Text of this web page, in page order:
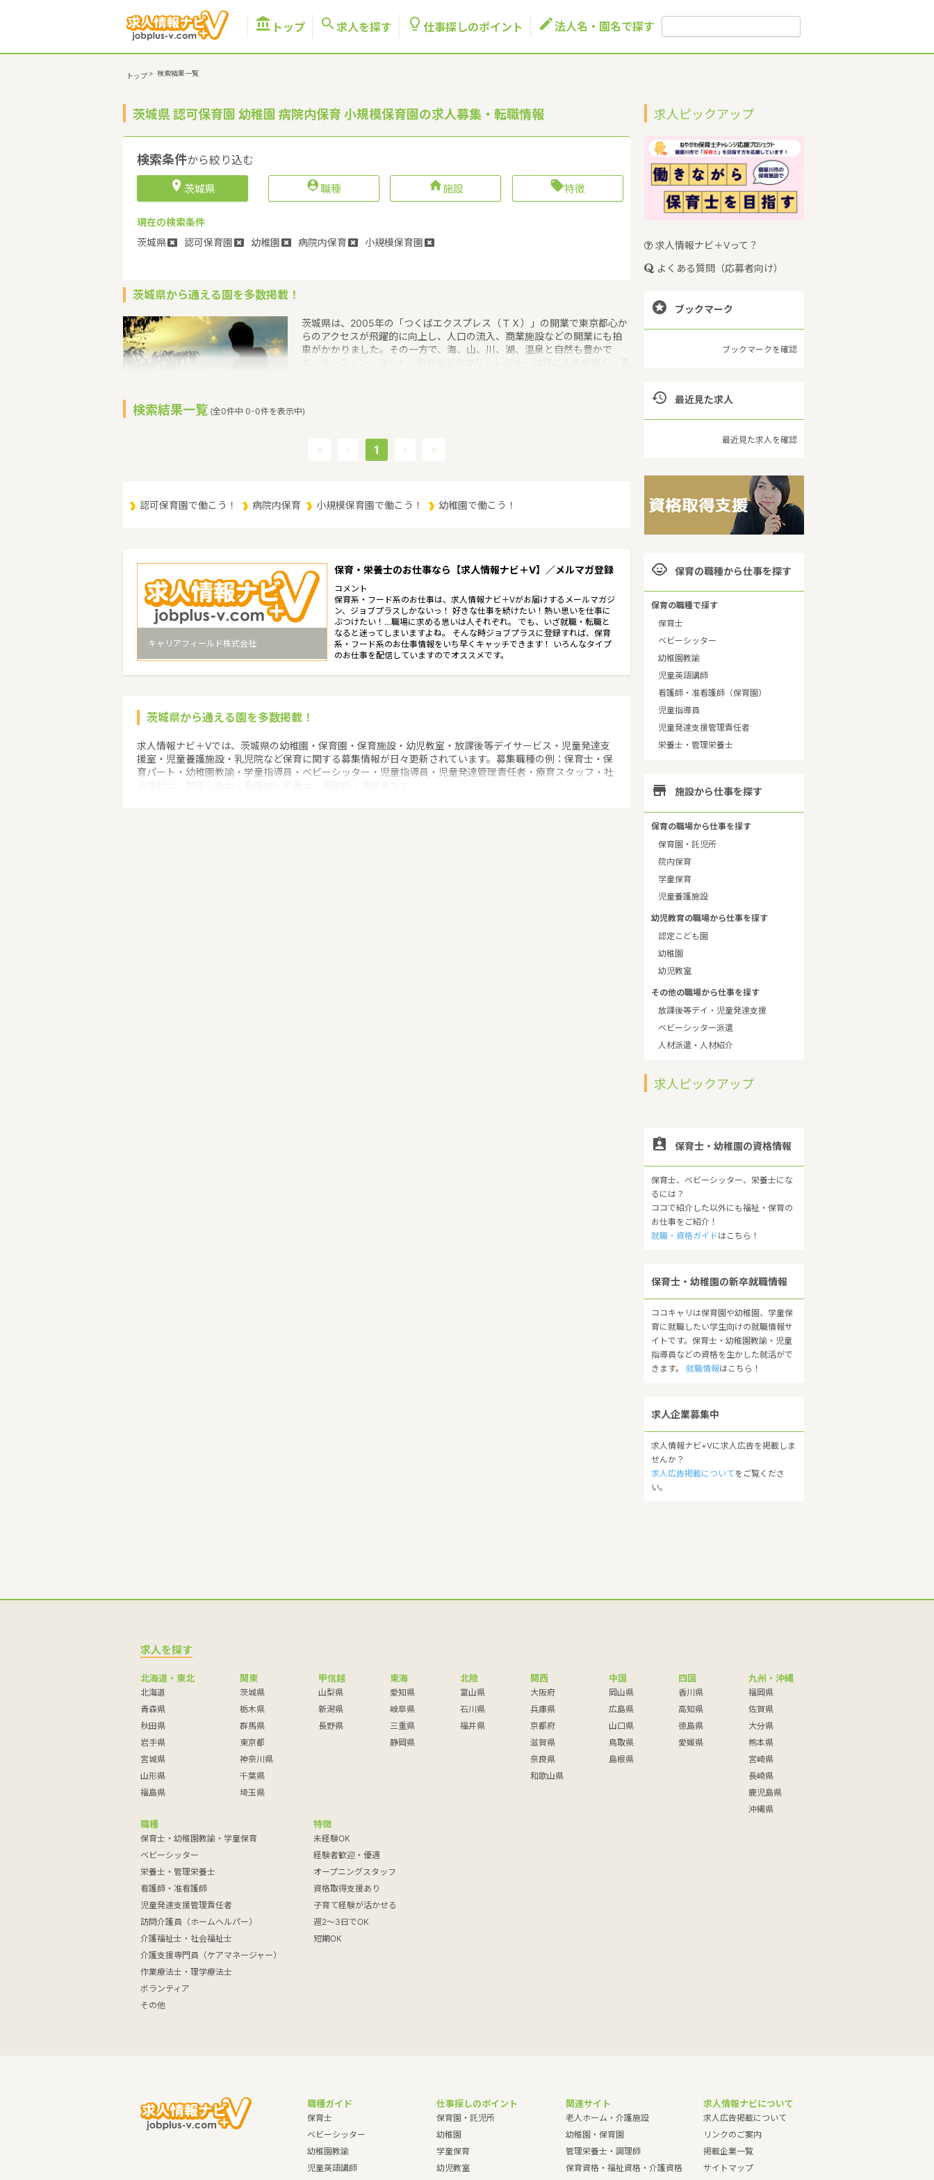
 トップ  求人を探す  仕事探しのポイント 法人名・園名で探す
トップ > 検索結果一覧
茨城県 認可保育園 幼稚園 病院内保育 小規模保育園の求人募集・転職情報
検索条件から絞り込む
 茨城県 職種 施設 特徴
現在の検索条件
茨城県
認可保育園 幼稚園 病院内保育 小規模保育園
茨城県から通える園を多数掲載！
茨城県は、2005年の「つくばエクスプレス（ＴＸ）」の開業で東京都心か
らのアクセスが飛躍的に向上し、人口の流入、商業施設などの開業にも拍
車がかかりました。その一方で、海、山、川、湖、温泉と自然も豊かで
補助者雇上費貸付事業というような保育に関する取り組みを行っていま
育所や保育施設が849施設あり、保育士求人倍率が2.19となっています。
（2017年10月現在）茨城県の市町村は44。茨城県家賃相場：6.0万円
検索結果一覧 (全0件中 0-0件を表示中)
1
認可保育園で働こう！ 病院内保育 小規模保育園で働こう！ 幼稚園で働こう！
キャリアフィールド株式会社
保育・栄養士のお仕事なら【求人情報ナビ＋V】／メルマガ登録
コメント
保育系・フード系のお仕事は、求人情報ナビ＋Vがお届けするメールマガジ
ン、ジョブプラスしかないっ！ 好きな仕事を続けたい！熱い思いを仕事に
ぶつけたい！…職場に求める思いは人それぞれ。 でも、いざ就職・転職と
なると迷ってしまいますよね。 そんな時ジョブプラスに登録すれば、保育
系・フード系のお仕事情報をいち早くキャッチできます！ いろんなタイプ
のお仕事を配信していますのでオススメです。
茨城県から通える園を多数掲載！
求人情報ナビ＋Vでは、茨城県の幼稚園・保育園・保育施設・幼児教室・放課後等デイサービス・児童発達支
援室・児童養護施設・乳児院など保育に関する募集情報が日々更新されています。募集職種の例：保育士・保
育パート・幼稚園教諭・学童指導員・ベビーシッター・児童指導員・児童発達管理責任者・療育スタッフ・社
求人ピックアップ
求人情報ナビ＋Vって？
よくある質問（応募者向け）
 ブックマーク
ブックマークを確認
 最近見た求人
最近見た求人を確認
 保育の職種から仕事を探す
保育の職種で探す
保育士
ベビーシッター
幼稚園教諭
児童英語講師
看護師・准看護師（保育園）
児童指導員
児童発達支援管理責任者
栄養士・管理栄養士
 施設から仕事を探す
保育の職場から仕事を探す
保育園・託児所
院内保育
学童保育
児童養護施設
幼児教育の職場から仕事を探す
認定こども園
幼稚園
幼児教室
その他の職場から仕事を探す
放課後等デイ・児童発達支援
ベビーシッター派遣
人材派遣・人材紹介
求人ピックアップ
 保育士・幼稚園の資格情報
保育士、ベビーシッター、栄養士にな
るには？
ココで紹介した以外にも福祉・保育の
お仕事をご紹介！
就職・資格ガイドはこちら！
保育士・幼稚園の新卒就職情報
ココキャリは保育園や幼稚園、学童保
育に就職したい学生向けの就職情報サ
イトです。保育士・幼稚園教諭・児童
指導員などの資格を生かした就活がで
きます。 就職情報はこちら！
求人企業募集中
求人情報ナビ+Vに求人広告を掲載しま
せんか？
求人広告掲載についてをご覧くださ
い。
求人を探す
北海道・東北
北海道
青森県
秋田県
岩手県
宮城県
山形県
福島県
関東
茨城県
栃木県
群馬県
東京都
神奈川県
千葉県
埼玉県
甲信越
山梨県
新潟県
長野県
東海
愛知県
岐阜県
三重県
静岡県
北陸
富山県
石川県
福井県
関西
大阪府
兵庫県
京都府
滋賀県
奈良県
和歌山県
中国
岡山県
広島県
山口県
鳥取県
島根県
四国
香川県
高知県
徳島県
愛媛県
九州・沖縄
福岡県
佐賀県
大分県
熊本県
宮崎県
長崎県
鹿児島県
沖縄県
職種
保育士・幼稚園教諭・学童保育
ベビーシッター
栄養士・管理栄養士
看護師・准看護師
児童発達支援管理責任者
訪問介護員（ホームヘルパー）
介護福祉士・社会福祉士
介護支援専門員（ケアマネージャー）
作業療法士・理学療法士
ボランティア
その他
特徴
未経験OK
経験者歓迎・優遇
オープニングスタッフ
資格取得支援あり
子育て経験が活かせる
週2～3日でOK
短期OK
職種ガイド
保育士
ベビーシッター
幼稚園教諭
児童英語講師
仕事探しのポイント
保育園・託児所
幼稚園
学童保育
幼児教室
関連サイト
老人ホーム・介護施設
幼稚園・保育園
管理栄養士・調理師
保育資格・福祉資格・介護資格
求人情報ナビについて
求人広告掲載について
リンクのご案内
掲載企業一覧
サイトマップ